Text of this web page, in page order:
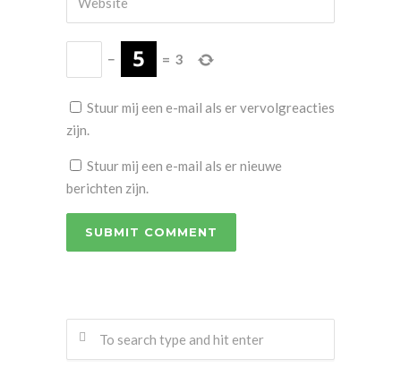
− = 3
Stuur mij een e-mail als er vervolgreacties
zijn.
Stuur mij een e-mail als er nieuwe
berichten zijn.